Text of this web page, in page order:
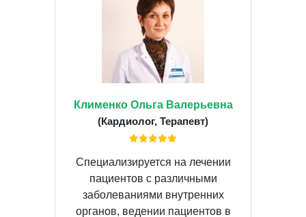
Клименко Ольга Валерьевна
(Кардиолог, Терапевт)
Специализируется на лечении
пациентов с различными
заболеваниями внутренних
органов, ведении пациентов в